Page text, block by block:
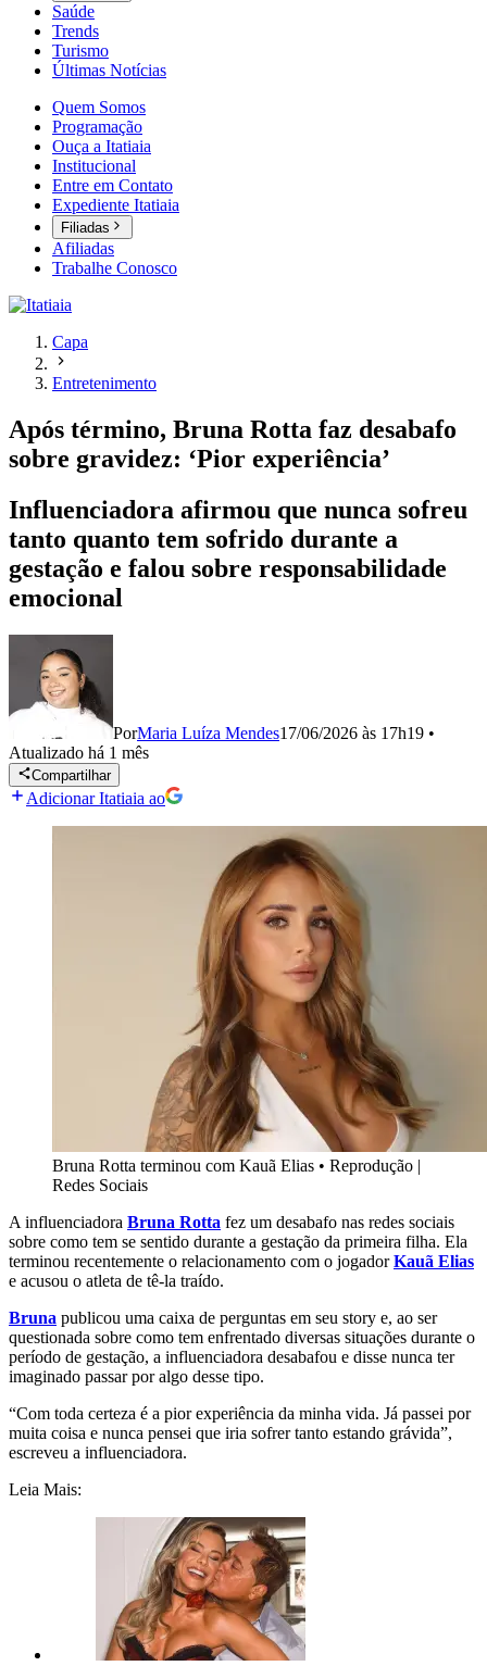
Saúde
Trends
Turismo
Últimas Notícias
Quem Somos
Programação
Ouça a Itatiaia
Institucional
Entre em Contato
Expediente Itatiaia
Filiadas
Afiliadas
Trabalhe Conosco
Capa
Entretenimento
Após término, Bruna Rotta faz desabafo
sobre gravidez: ‘Pior experiência’
Influenciadora afirmou que nunca sofreu
tanto quanto tem sofrido durante a
gestação e falou sobre responsabilidade
emocional
PorMaria Luíza Mendes17/06/2026 às 17h19 •
Atualizado há 1 mês
Compartilhar
Adicionar Itatiaia ao
Bruna Rotta terminou com Kauã Elias • Reprodução |
Redes Sociais
A influenciadora Bruna Rotta fez um desabafo nas redes sociais
sobre como tem se sentido durante a gestação da primeira filha. Ela
terminou recentemente o relacionamento com o jogadorKauã Elias
e acusou o atleta de tê-la traído.
Bruna publicou uma caixa de perguntas em seu story e, ao ser
questionada sobre como tem enfrentado diversas situações durante o
período de gestação, a influenciadora desabafou e disse nunca ter
imaginado passar por algo desse tipo.
“Com toda certeza é a pior experiência da minha vida. Já passei por
muita coisa e nunca pensei que iria sofrer tanto estando grávida”,
escreveu a influenciadora.
Leia Mais: